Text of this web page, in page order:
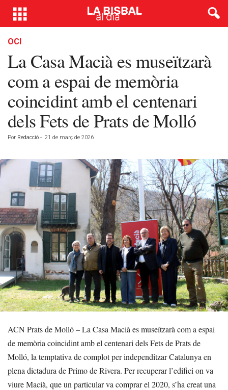
OCI
La Casa Macià es museïtzarà
com a espai de memòria
coincidint amb el centenari
dels Fets de Prats de Molló
Por Redacció - 21 de març de 2026
ACN Prats de Molló – La Casa Macià es museïtzarà com a espai
de memòria coincidint amb el centenari dels Fets de Prats de
Molló, la temptativa de complot per independitzar Catalunya en
plena dictadura de Primo de Rivera. Per recuperar l’edifici on va
viure Macià, que un particular va comprar el 2020, s’ha creat una